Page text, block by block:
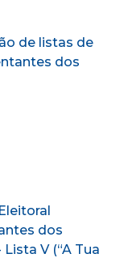
de listas de
dos
dos
V (“A Tua